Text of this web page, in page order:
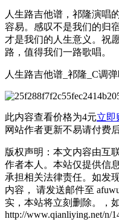
人生路吉他谱，祁隆演唱
容易。感叹不是我们的归
才是我们的人生意义。祝
路，值得我们一路歌唱。
人生路吉他谱_祁隆_C调
此内容查看价格为4元立即
网站作者更新不易请付费
版权声明：本文内容由互
作者本人。本站仅提供信
承担相关法律责任。如发
内容， 请发送邮件至
实，本站将立刻删除。，
http://www.qianliying.net/n/